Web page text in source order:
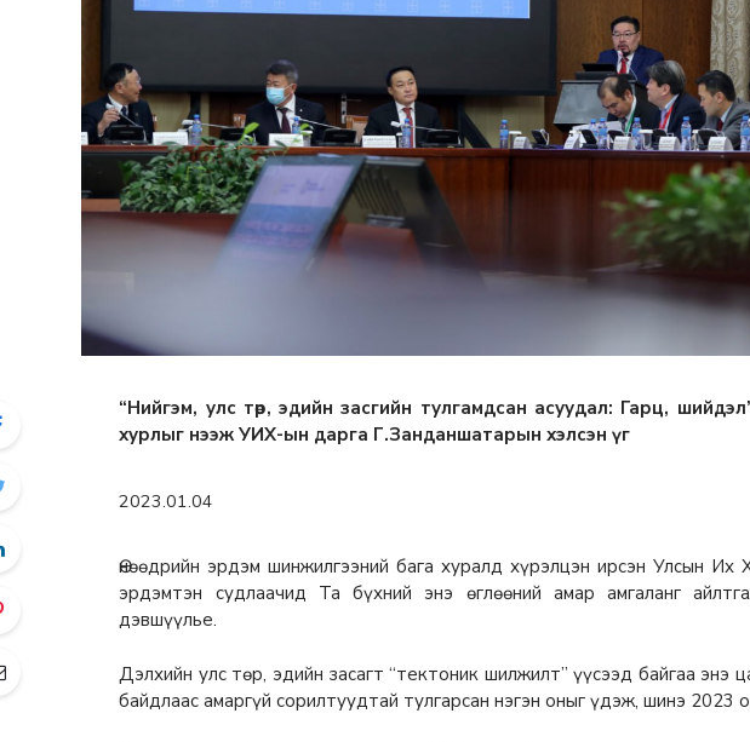
“Нийгэм, улс төр, эдийн засгийн тулгамдсан асуудал: Гарц,
хурлыг нээж УИХ-ын дарга Г.Занданшатарын хэлсэн үг
2023.01.04
Өнөөдрийн эрдэм шинжилгээний бага хуралд хүрэлцэн ирсэн Улсын Их
эрдэмтэн судлаачид Та бүхний энэ өглөөний амар амгаланг
дэвшүүлье.
Дэлхийн улс төр, эдийн засагт “тектоник шилжилт” үүсээд байгаа энэ
байдлаас амаргүй сорилтуудтай тулгарсан нэгэн оныг үдэж, шинэ 2023